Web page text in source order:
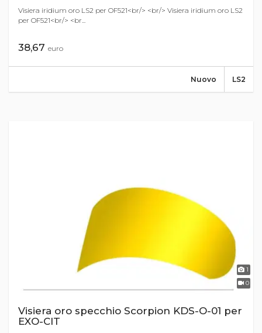
Visiera iridium oro LS2 per OF521<br/> <br/> Visiera iridium oro LS2
per OF521<br/> <br...
38,67 euro
LS2
Nuovo
1
0
Visiera oro specchio Scorpion KDS-O-01 per
EXO-CIT